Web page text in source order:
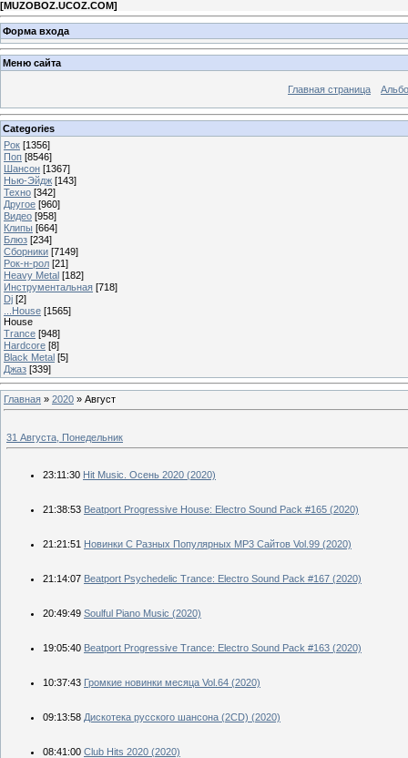
[MUZOBOZ.UCOZ.COM]
Форма входа
Меню сайта
Главная страница
Categories
Рок [1356]
Поп [8546]
Шансон [1367]
Нью-Эйдж [143]
Техно [342]
Другое [960]
Видео [958]
Клипы [664]
Блюз [234]
Сборники [7149]
Рок-н-рол [21]
Heavy Metal [182]
Инструментальная [718]
Dj [2]
...House [1565]
House
Trance [948]
Hardcore [8]
Black Metal [5]
Джаз [339]
Главная » 2020 » Август
31 Августа, Понедельник
23:11:30 Hit Music. Осень 2020 (2020)
21:38:53 Beatport Progressive House: Electro Sound Pack #165 (2020)
21:21:51 Новинки С Разных Популярных MP3 Сайтов Vol.99 (2020)
21:14:07 Beatport Psychedelic Trance: Electro Sound Pack #167 (2020)
20:49:49 Soulful Piano Music (2020)
19:05:40 Beatport Progressive Trance: Electro Sound Pack #163 (2020)
10:37:43 Громкие новинки месяца Vol.64 (2020)
09:13:58 Дискотека русского шансона (2CD) (2020)
08:41:00 Club Hits 2020 (2020)